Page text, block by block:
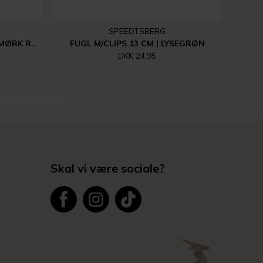
BLOMST LILLE Ø2CM - 30CM | MØRK RØD
SPEEDTSBERG
FUGL M/CLIPS 13 CM | LYSEGRØN
DKK 24,95
Skal vi være sociale?